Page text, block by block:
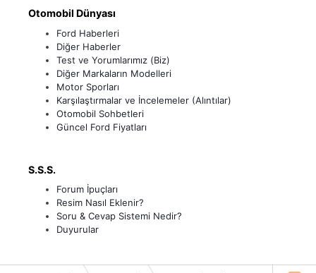
Otomobil Dünyası
Ford Haberleri
Diğer Haberler
Test ve Yorumlarımız (Biz)
Diğer Markaların Modelleri
Motor Sporları
Karşılaştırmalar ve İncelemeler (Alıntılar)
Otomobil Sohbetleri
Güncel Ford Fiyatları
S.S.S.
Forum İpuçları
Resim Nasıl Eklenir?
Soru & Cevap Sistemi Nedir?
Duyurular